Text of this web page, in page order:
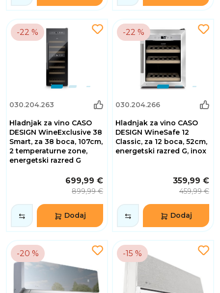
-22 %
030.204.263
Hladnjak za vino CASO
DESIGN WineExclusive 38
Smart, za 38 boca, 107cm,
2 temperaturne zone,
energetski razred G
699,99 €
899,99 €
Dodaj
-22 %
030.204.266
Hladnjak za vino CASO
DESIGN WineSafe 12
Classic, za 12 boca, 52cm,
energetski razred G, inox
359,99 €
459,99 €
Dodaj
-20 % -15 %